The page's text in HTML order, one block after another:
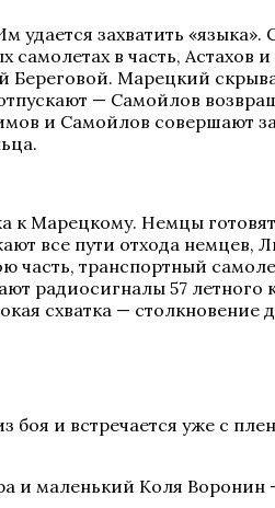
удается захватить
в часть, Астахов
Береговой. Марецкий
— Самойлов
и Самойлов совершают
Марецкому. Немцы
все пути отхода немцев,
транспортный
радиосигналы 57 летного
схватка —
боя и встречается уже с
и маленький Коля Воронин